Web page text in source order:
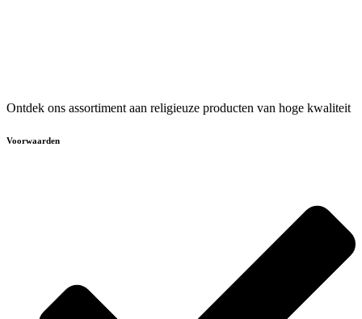
Ontdek ons assortiment aan religieuze producten van hoge kwaliteit
Voorwaarden